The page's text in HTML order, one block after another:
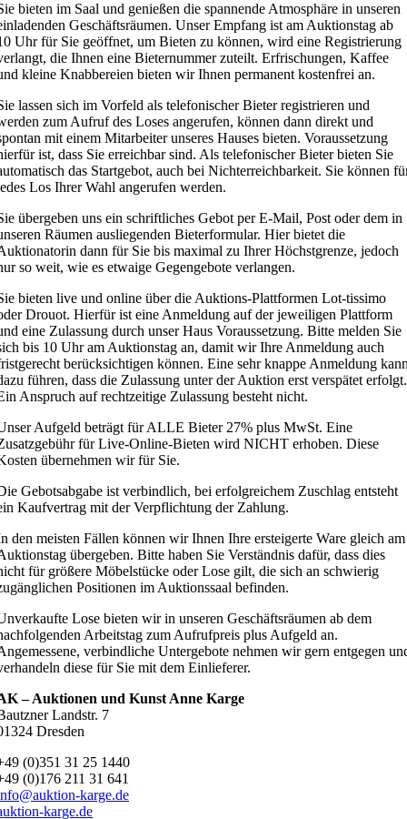
bieten im Saal und genießen die spannende Atmosphäre in unseren
Geschäftsräumen. Unser Empfang ist am Auktionstag ab
Uhr für Sie geöffnet, um Bieten zu können, wird eine Registrierung
die Ihnen eine Bieternummer zuteilt. Erfrischungen, Kaffee
kleine Knabbereien bieten wir Ihnen permanent kostenfrei an.
lassen sich im Vorfeld als telefonischer Bieter registrieren und
zum Aufruf des Loses angerufen, können dann direkt und
mit einem Mitarbeiter unseres Hauses bieten. Voraussetzung
ist, dass Sie erreichbar sind. Als telefonischer Bieter bieten Sie
das Startgebot, auch bei Nichterreichbarkeit. Sie können
Los Ihrer Wahl angerufen werden.
übergeben uns ein schriftliches Gebot per E-Mail, Post oder dem in
Räumen ausliegenden Bieterformular. Hier bietet die
dann für Sie bis maximal zu Ihrer Höchstgrenze, jedoch
so weit, wie es etwaige Gegengebote verlangen.
bieten live und online über die Auktions-Plattformen Lot-tissimo
Drouot. Hierfür ist eine Anmeldung auf der jeweiligen Plattform
eine Zulassung durch unser Haus Voraussetzung. Bitte melden Sie
bis 10 Uhr am Auktionstag an, damit wir Ihre Anmeldung auch
berücksichtigen können. Eine sehr knappe Anmeldung
führen, dass die Zulassung unter der Auktion erst verspätet erfolgt.
Anspruch auf rechtzeitige Zulassung besteht nicht.
Aufgeld beträgt für ALLE Bieter 27% plus MwSt. Eine
für Live-Online-Bieten wird NICHT erhoben. Diese
übernehmen wir für Sie.
Gebotsabgabe ist verbindlich, bei erfolgreichem Zuschlag entsteht
Kaufvertrag mit der Verpflichtung der Zahlung.
den meisten Fällen können wir Ihnen Ihre ersteigerte Ware gleich am
übergeben. Bitte haben Sie Verständnis dafür, dass dies
für größere Möbelstücke oder Lose gilt, die sich an schwierig
Positionen im Auktionssaal befinden.
Lose bieten wir in unseren Geschäftsräumen ab dem
Arbeitstag zum Aufrufpreis plus Aufgeld an.
verbindliche Untergebote nehmen wir gern entgegen
diese für Sie mit dem Einlieferer.
– Auktionen und Kunst Anne Karge
Landstr. 7
Dresden
(0)351 31 25 1440
(0)176 211 31 641
karge.de
karge.de